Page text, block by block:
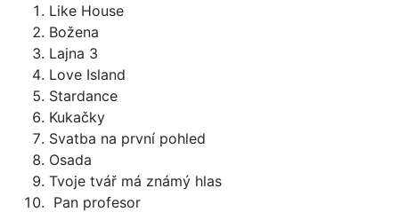
Like House
Božena
Lajna 3
Love Island
Stardance
Kukačky
Svatba na první pohled
Osada
Tvoje tvář má známý hlas
Pan profesor